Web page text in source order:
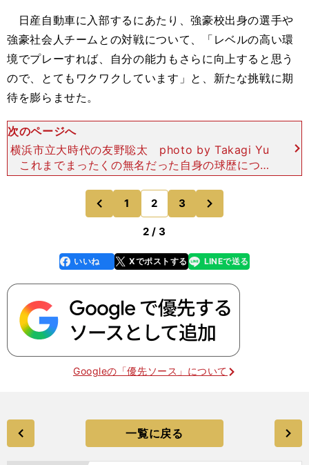
日産自動車に入部するにあたり、強豪校出身の選手や
強豪社会人チームとの対戦について、「レベルの高い環
境でプレーすれば、自分の能力もさらに向上すると思う
ので、とてもワクワクしています」と、新たな挑戦に期
待を膨らませた。
次のページへ
横浜市立大時代の友野聡太 photo by Takagi Yu
これまでまったくの無名だった自身の球歴につい
ても、友野は前向きに捉えている。「卑下すること
なく、誇りを持ってやっていきたいです。自分の
前
のページへ
1 2 3
2 / 3
faceboo
k
いいね Xでポストする
line LINEで送る
Googleの「優先ソース」について
一覧に戻る